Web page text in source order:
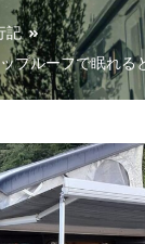
記
プルーフで眠れると